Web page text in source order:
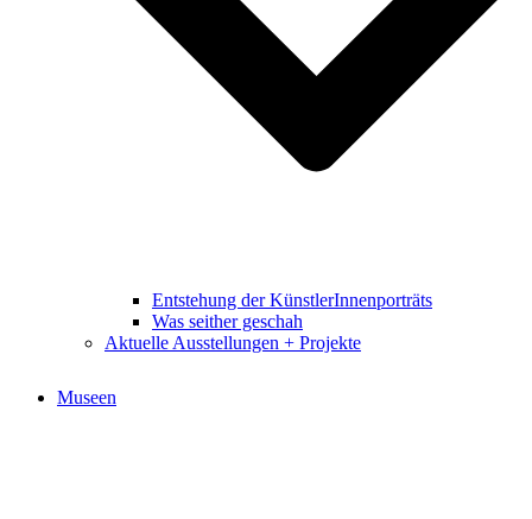
Entstehung der KünstlerInnenporträts
Was seither geschah
Aktuelle Ausstellungen + Projekte
Museen